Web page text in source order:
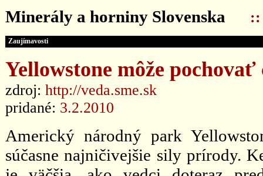
Minerály a horniny Slovenska ::
Zaujímavosti
Yellowstone môže pochovať
zdroj: http://veda.sme.sk
pridané: 3.2.2010
Americký národný park
súčasne najničivejšie sily prírody.